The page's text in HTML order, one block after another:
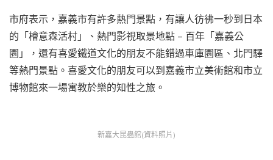
市府表示，嘉義市有許多熱門景點，有讓人彷彿一秒到日本
的「檜意森活村」、熱門影視取景地點 – 百年「嘉義公
園」，還有喜愛鐵道文化的朋友不能錯過車庫園區、北門驛
等熱門景點。喜愛文化的朋友可以到嘉義市立美術館和市立
博物館來一場寓教於樂的知性之旅。
新嘉大昆蟲館(資料照片)